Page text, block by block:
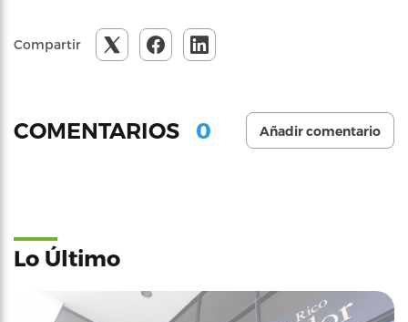
Compartir
COMENTARIOS 0 Añadir comentario
Lo Último